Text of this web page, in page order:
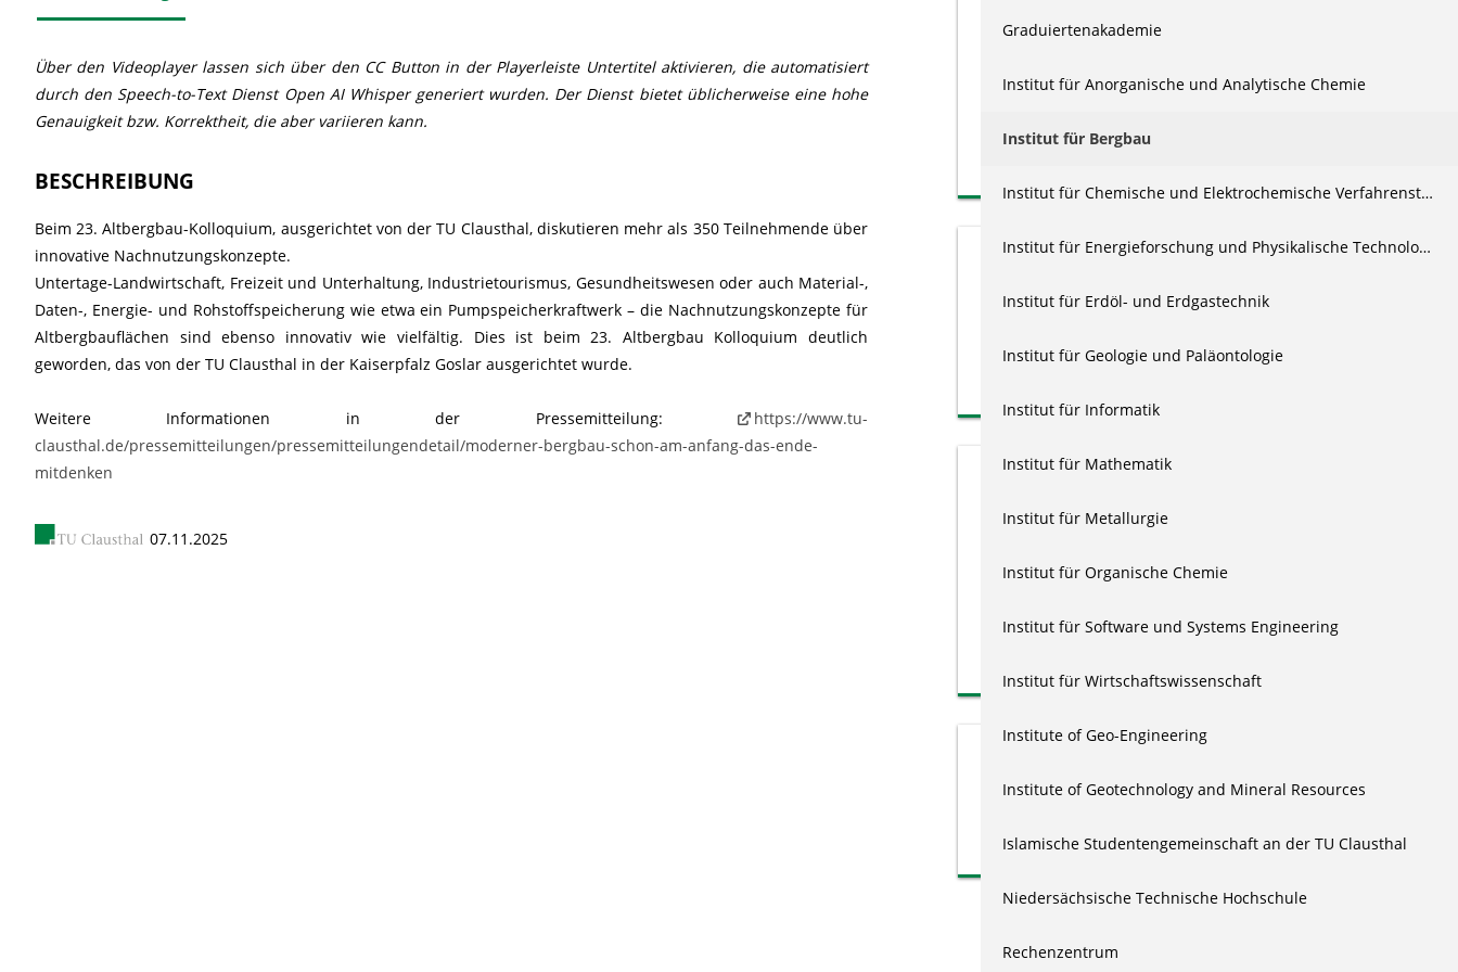
Über den Videoplayer lassen sich über den CC Button in der Playerleiste Untertitel aktivieren, die automatisiert
durch den Speech-to-Text Dienst Open AI Whisper generiert wurden. Der Dienst bietet üblicherweise eine hohe
Genauigkeit bzw. Korrektheit, die aber variieren kann.
BESCHREIBUNG
Beim 23. Altbergbau-Kolloquium, ausgerichtet von der TU Clausthal, diskutieren mehr als 350 Teilnehmende über
innovative Nachnutzungskonzepte.
Untertage-Landwirtschaft, Freizeit und Unterhaltung, Industrietourismus, Gesundheitswesen oder auch Material-,
Daten-, Energie- und Rohstoffspeicherung wie etwa ein Pumpspeicherkraftwerk – die Nachnutzungskonzepte für
Altbergbauflächen sind ebenso innovativ wie vielfältig. Dies ist beim 23. Altbergbau Kolloquium deutlich
geworden, das von der TU Clausthal in der Kaiserpfalz Goslar ausgerichtet wurde.
Weitere Informationen in der Pressemitteilung:
https://www.tu-
clausthal.de/pressemitteilungen/pressemitteilungendetail/moderner-bergbau-schon-am-anfang-das-ende-
mitdenken
07.11.2025
Deutsch
574
kann der Embed Code nicht verwendet werden. Nutzen Sie
stattdessen das für diesen Zweck innerhalb des Backends von
Graduiertenakademie
Institut für Anorganische und Analytische Chemie
Institut für Bergbau
Institut für Chemische und Elektrochemische Verfahrenstechnik
Institut für Energieforschung und Physikalische Technologien
Institut für Erdöl- und Erdgastechnik
Institut für Geologie und Paläontologie
Institut für Informatik
Institut für Mathematik
Institut für Metallurgie
Institut für Organische Chemie
Institut für Software und Systems Engineering
Institut für Wirtschaftswissenschaft
Institute of Geo-Engineering
Institute of Geotechnology and Mineral Resources
Islamische Studentengemeinschaft an der TU Clausthal
Niedersächsische Technische Hochschule
Rechenzentrum